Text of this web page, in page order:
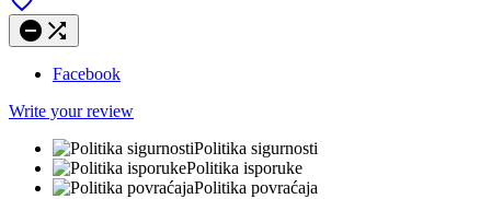
 
Facebook
Write your review
Politika sigurnosti
Politika isporuke
Politika povraćaja